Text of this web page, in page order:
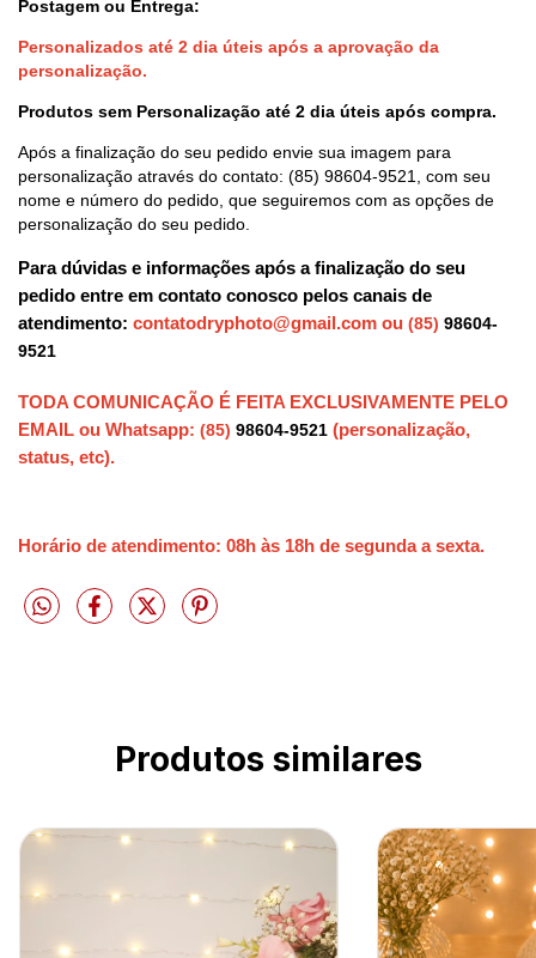
Postagem ou Entrega:
Personalizados até 2 dia úteis após a aprovação da
personalização.
Produtos sem Personalização até 2 dia úteis após compra.
Após a finalização do seu pedido envie sua imagem para
personalização através do contato: (85) 98604-9521, com seu
nome e número do pedido, que seguiremos com as opções de
personalização do seu pedido.
Para dúvidas e informações após a finalização do seu
pedido entre em contato conosco pelos canais de
atendimento: contatodryphoto@gmail.com ou (85) 98604-
9521
TODA COMUNICAÇÃO É FEITA EXCLUSIVAMENTE PELO
EMAIL ou Whatsapp: (85) 98604-9521 (personalização,
status, etc).
Horário de atendimento: 08h às 18h de segunda a sexta.
Produtos similares